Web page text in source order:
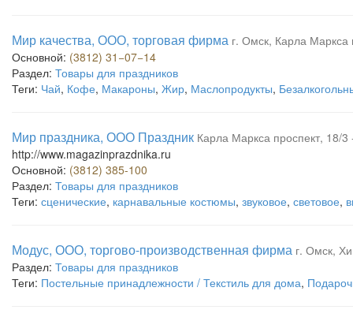
Мир качества, ООО, торговая фирма г. Омск, Карла Маркса
Основной: (3812) 31−07−14
Раздел: Товары для праздников
Теги: Чай, Кофе, Макароны, Жир, Маслопродукты,
Мир праздника, ООО Праздник Карла Маркса проспект, 18/3
http://www.magazinprazdnika.ru
Основной: (3812) 385-100
Раздел: Товары для праздников
Теги: сценические, карнавальные костюмы, звуковое, световое,
Модус, ООО, торгово-производственная фирма г. Омск,
Раздел: Товары для праздников
Теги: Постельные принадлежности / Текстиль для дома,